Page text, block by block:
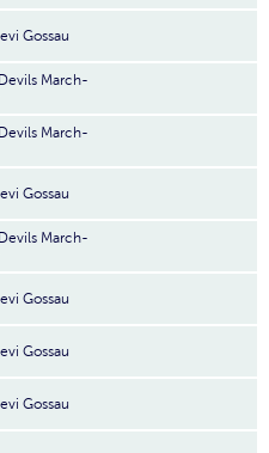
Gossau
March-
March-
Gossau
March-
Gossau
Gossau
Gossau